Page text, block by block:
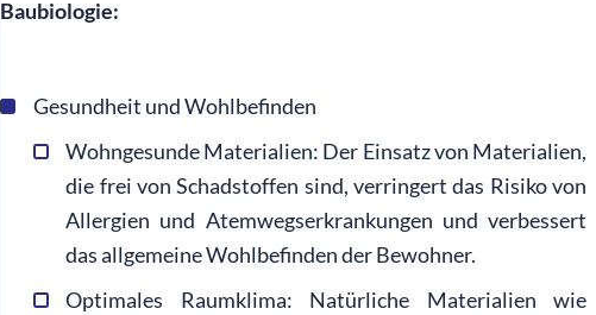
Baubiologie:
Gesundheit und Wohlbefinden
Wohngesunde Materialien: Der Einsatz von Materialien,
die frei von Schadstoffen sind, verringert das Risiko von
Allergien und Atemwegserkrankungen und verbessert
das allgemeine Wohlbefinden der Bewohner.
Optimales Raumklima: Natürliche Materialien wie